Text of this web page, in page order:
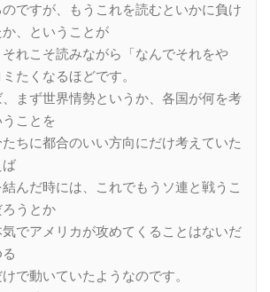
ですが、もうこれを読むといかに負け
、ということが
れこそ読みながら「なんでそれをや
たくなるほどです。
まず世界情勢というか、各国が何を考
ことを
ちに都合のいい方向にだけ考えていた
ば
んだ時には、これでもうソ連と戦うこ
うとか
でアメリカが攻めてくることはないだ
けで動いていたようなのです。